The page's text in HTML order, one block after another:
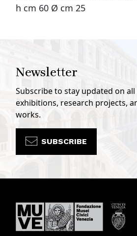
h cm 60 Ø cm 25
Newsletter
Subscribe to stay updated on all
exhibitions, research projects,
works.
SUBSCRIBE